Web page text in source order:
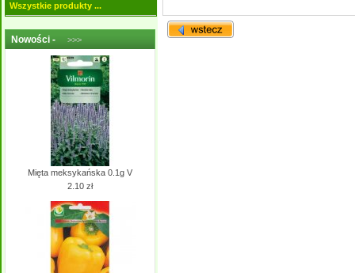
Wszystkie produkty ...
Nowości - >>>
Mięta meksykańska 0.1g V
2.10 zł